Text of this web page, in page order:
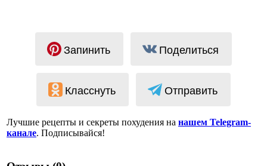
Запинить Поделиться
Класснуть Отправить
Лучшие рецепты и секреты похудения на нашем Telegram-
канале. Подписывайся!